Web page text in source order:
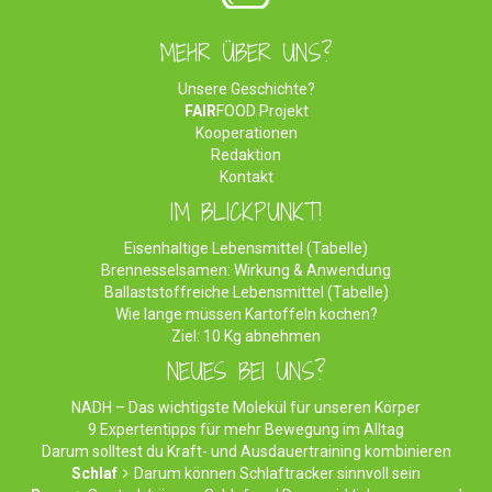
MEHR ÜBER UNS?
Unsere Geschichte?
FAIRFOOD Projekt
Kooperationen
Redaktion
Kontakt
IM BLICKPUNKT!
Eisenhaltige Lebensmittel (Tabelle)
Brennesselsamen: Wirkung & Anwendung
Ballaststoffreiche Lebensmittel (Tabelle)
Wie lange müssen Kartoffeln kochen?
Ziel: 10 Kg abnehmen
NEUES BEI UNS?
NADH – Das wichtigste Molekül für unseren Körper
9 Expertentipps für mehr Bewegung im Alltag
Darum solltest du Kraft- und Ausdauertraining kombinieren
Schlaf
Darum können Schlaftracker sinnvoll sein